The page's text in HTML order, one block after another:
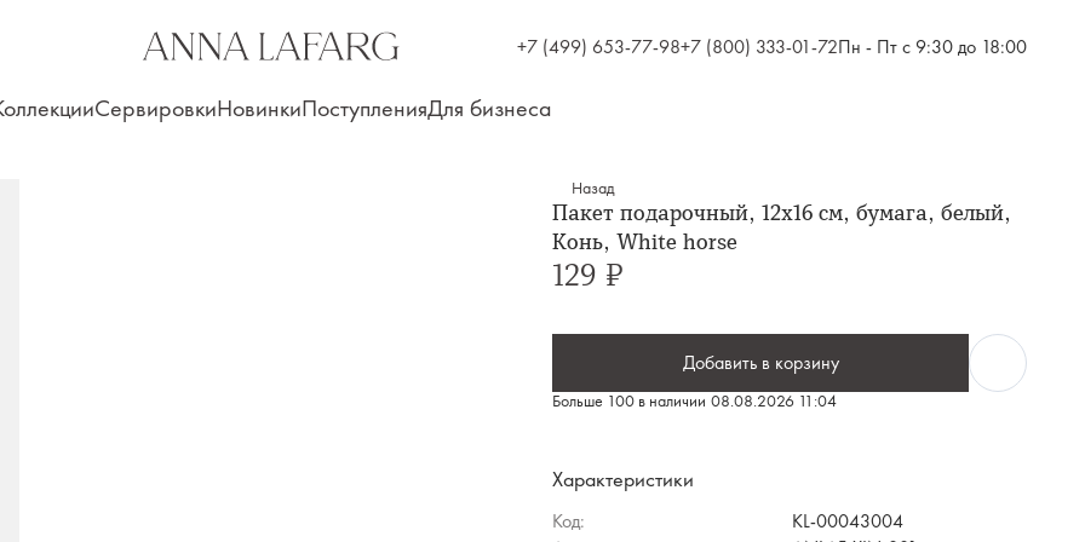
+7 (499) 653-77-98+7 (800) 333-01-72Пн - Пт с 9:30 до 18:00
СервировкиНовинкиПоступленияДля бизнеса
Назад
Пакет подарочный, 12х16 см, бумага, белый,
Конь, White horse
129 ₽
Больше 100 в наличии 08.08.2026 11:04
Добавить в корзину
Характеристики
Код:
KL-00043004